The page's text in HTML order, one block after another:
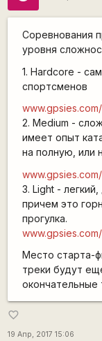
Соревнования
уровня
1. Hardcore -
спортсменов
2. Medium -
имеет опыт
на полную, или
3. Light -
причем это
прогулка.
Место старта-
треки будут
favorite_border
19 Апр, 2017 15:06